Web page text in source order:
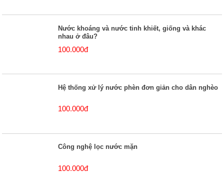
Nước khoáng và nước tinh khiết, giống và khác
nhau ở đâu?
100.000đ
Hệ thống xử lý nước phèn đơn giản cho dân nghèo
100.000đ
Công nghệ lọc nước mặn
100.000đ